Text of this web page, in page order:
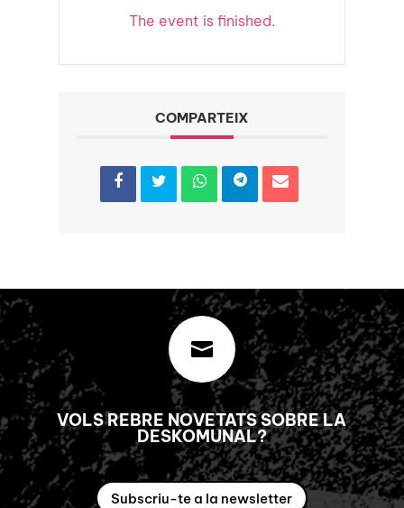
The event is finished.
COMPARTEIX

VOLS REBRE NOVETATS SOBRE LA
DESKOMUNAL?
Subscriu-te a la newsletter